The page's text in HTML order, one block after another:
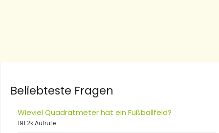
Beliebteste Fragen
Wieviel Quadratmeter hat ein Fußballfeld?
191.2k Aufrufe